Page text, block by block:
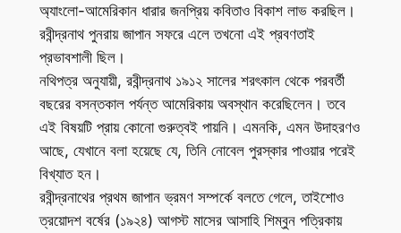
অ্যাংলো-আমেরিকান ধারার জনপ্রিয় কবিতাও বিকাশ লাভ করছিল।
রবীন্দ্রনাথ পুনরায় জাপান সফরে এলে তখনো এই প্রবণতাই
প্রভাবশালী ছিল।
নথিপত্র অনুযায়ী, রবীন্দ্রনাথ ১৯১২ সালের শরৎকাল থেকে পরবর্তী
বছরের বসন্তকাল পর্যন্ত আমেরিকায় অবস্থান করেছিলেন। তবে
এই বিষয়টি প্রায় কোনো গুরুত্বই পায়নি। এমনকি, এমন উদাহরণও
আছে, যেখানে বলা হয়েছে যে, তিনি নোবেল পুরস্কার পাওয়ার পরেই
বিখ্যাত হন।
রবীন্দ্রনাথের প্রথম জাপান ভ্রমণ সম্পর্কে বলতে গেলে, তাইশোও
ত্রয়োদশ বর্ষের (১৯২৪) আগস্ট মাসের আসাহি শিম্বুন পত্রিকায়